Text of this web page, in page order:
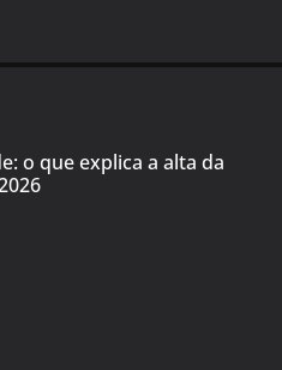
o que explica a alta da